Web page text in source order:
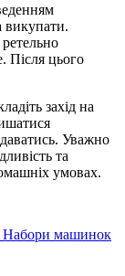
викупати.
Після цього
захід на
Уважно
та
умовах.
Набори машинок